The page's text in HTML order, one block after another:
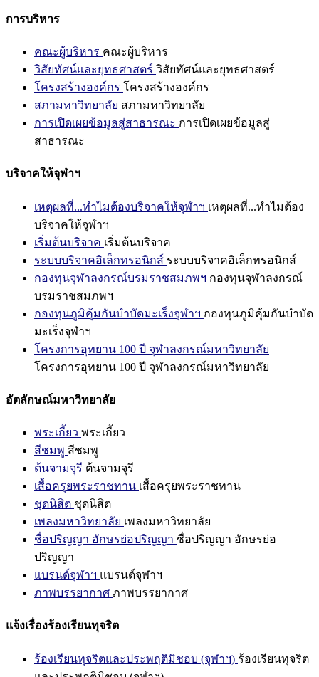
การบริหาร
คณะผู้บริหาร คณะผู้บริหาร
วิสัยทัศน์และยุทธศาสตร์ วิสัยทัศน์และยุทธศาสตร์
โครงสร้างองค์กร โครงสร้างองค์กร
สภามหาวิทยาลัย สภามหาวิทยาลัย
การเปิดเผยข้อมูลสู่สาธารณะ การเปิดเผยข้อมูลสู่
สาธารณะ
บริจาคให้จุฬาฯ
เหตุผลที่...ทำไมต้องบริจาคให้จุฬาฯ เหตุผลที่...ทำไมต้อง
บริจาคให้จุฬาฯ
เริ่มต้นบริจาค เริ่มต้นบริจาค
ระบบบริจาคอิเล็กทรอนิกส์ ระบบบริจาคอิเล็กทรอนิกส์
กองทุนจุฬาลงกรณ์บรมราชสมภพฯ กองทุนจุฬาลงกรณ์
บรมราชสมภพฯ
กองทุนภูมิคุ้มกันบำบัดมะเร็งจุฬาฯ กองทุนภูมิคุ้มกันบำบัด
มะเร็งจุฬาฯ
โครงการอุทยาน 100 ปี จุฬาลงกรณ์มหาวิทยาลัย
โครงการอุทยาน 100 ปี จุฬาลงกรณ์มหาวิทยาลัย
อัตลักษณ์มหาวิทยาลัย
พระเกี้ยว พระเกี้ยว
สีชมพู สีชมพู
ต้นจามจุรี ต้นจามจุรี
เสื้อครุยพระราชทาน เสื้อครุยพระราชทาน
ชุดนิสิต ชุดนิสิต
เพลงมหาวิทยาลัย เพลงมหาวิทยาลัย
ชื่อปริญญา อักษรย่อปริญญา ชื่อปริญญา อักษรย่อ
ปริญญา
แบรนด์จุฬาฯ แบรนด์จุฬาฯ
ภาพบรรยากาศ ภาพบรรยากาศ
แจ้งเรื่องร้องเรียนทุจริต
ร้องเรียนทุจริตและประพฤติมิชอบ (จุฬาฯ) ร้องเรียนทุจริต